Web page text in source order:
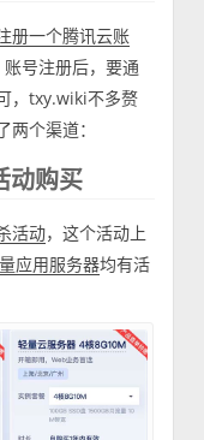
册一个腾讯云账
号注册后，要通
，txy.wiki不多赘
个渠道：
动购买
活动，这个活动上
应用服务器均有活